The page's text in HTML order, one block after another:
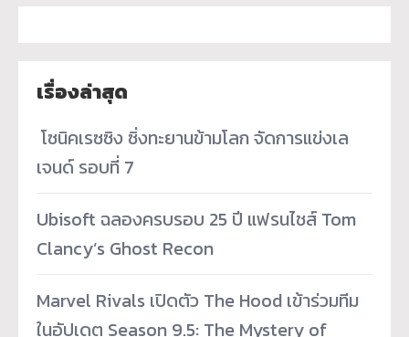
เรื่องล่าสุด
­ โซนิคเรซซิง ซิ่งทะยานข้ามโลก จัดการแข่งเล
เจนด์ รอบที่ 7
Ubisoft ฉลองครบรอบ 25 ปี แฟรนไชส์ Tom
Clancy’s Ghost Recon
Marvel Rivals เปิดตัว The Hood เข้าร่วมทีม
ในอัปเดต Season 9.5: The Mystery of